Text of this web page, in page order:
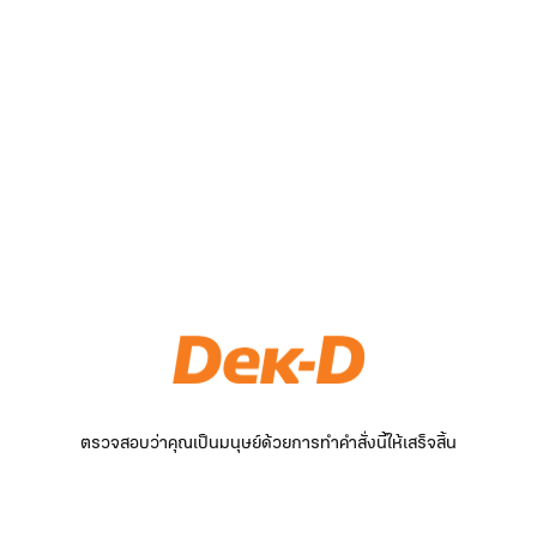
ตรวจสอบว่าคุณเป็นมนุษย์ด้วยการทำคำสั่งนี้ให้เสร็จสิ้น